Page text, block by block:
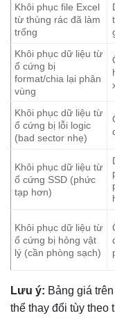
Khôi phục file Excel
từ thùng rác đã làm
trống
Khôi phục dữ liệu từ
ổ cứng bị
format/chia lại phân
vùng
Khôi phục dữ liệu từ
ổ cứng bị lỗi logic
(bad sector nhẹ)
Khôi phục dữ liệu từ
ổ cứng SSD (phức
tạp hơn)
Khôi phục dữ liệu từ
ổ cứng bị hỏng vật
lý (cần phòng sạch)
Lưu ý: Bảng giá
thể thay đổi tùy theo